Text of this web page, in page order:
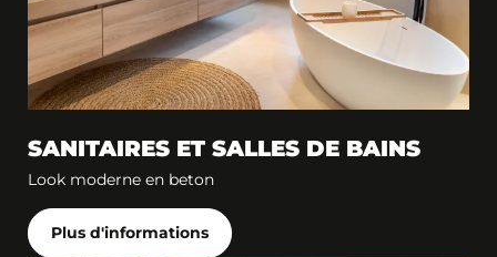
SANITAIRES ET SALLES DE BAINS
Look moderne en beton
Plus d'informations